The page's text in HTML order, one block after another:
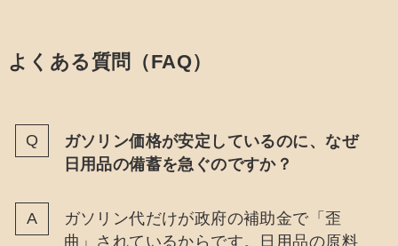
よくある質問（FAQ）
ガソリン価格が安定しているのに、なぜ
日用品の備蓄を急ぐのですか？
ガソリン代だけが政府の補助金で「歪
曲」されているからです。日用品の原料